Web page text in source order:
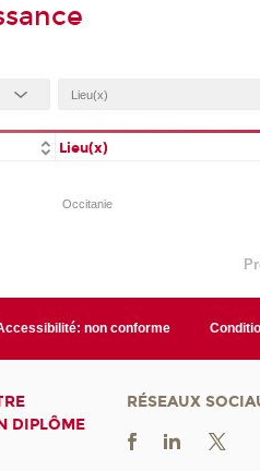
Lieu(x)
Occitanie
non conforme
DIPLÔME
RÉSEAUX